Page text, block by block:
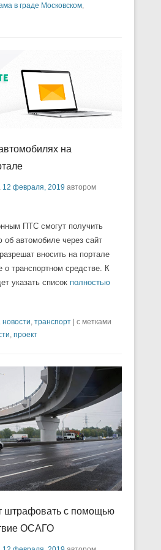
в граде Московском
на
12 февраля, 2019 автором
ПТС смогут получить
автомобиле через сайт
вносить на портале
транспортном средстве. К
указать список полностью
новости транспорт | с метками
проект
штрафовать с помощью
ОСАГО